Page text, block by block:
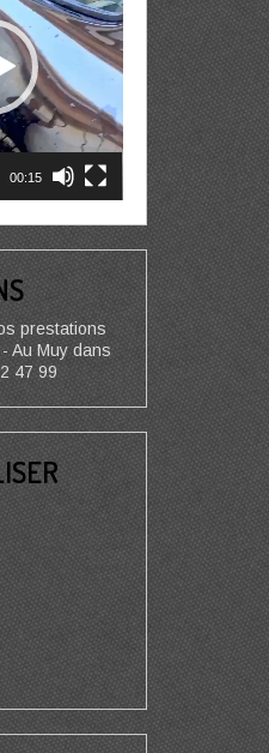
00:15
prestations
Au Muy dans
47 99